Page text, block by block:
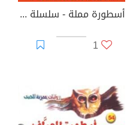
أسطورة مملة - سلسلة ما وراء الطبيعة
1